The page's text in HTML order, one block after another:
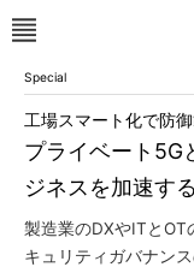
Special
プライベート
ジネスを加速す
工場スマート化で防
製造業のDXやITとOT
キュリティガバナン